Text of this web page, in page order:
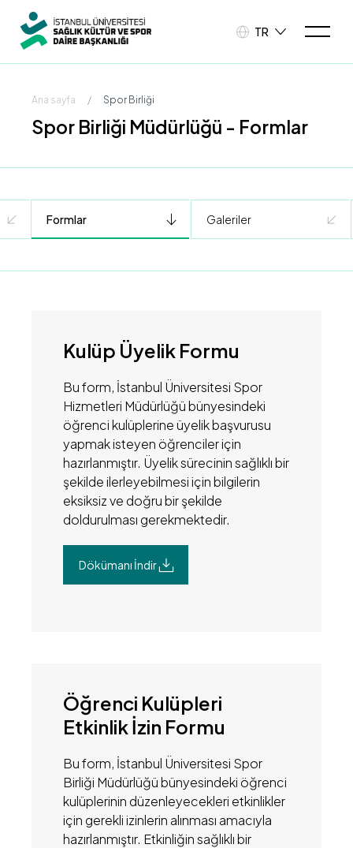
TR
Ana sayfa / Spor Birliği
Spor Birliği Müdürlüğü - Formlar
Formlar Galeriler
Kulüp Üyelik Formu
Bu form, İstanbul Üniversitesi Spor
Hizmetleri Müdürlüğü bünyesindeki
öğrenci kulüplerine üyelik başvurusu
yapmak isteyen öğrenciler için
hazırlanmıştır. Üyelik sürecinin sağlıklı bir
şekilde ilerleyebilmesi için bilgilerin
eksiksiz ve doğru bir şekilde
doldurulması gerekmektedir.
Dökümanı İndir
Öğrenci Kulüpleri
Etkinlik İzin Formu
Bu form, İstanbul Üniversitesi Spor
Birliği Müdürlüğü bünyesindeki öğrenci
kulüplerinin düzenleyecekleri etkinlikler
için gerekli izinlerin alınması amacıyla
hazırlanmıştır. Etkinliğin sağlıklı bir